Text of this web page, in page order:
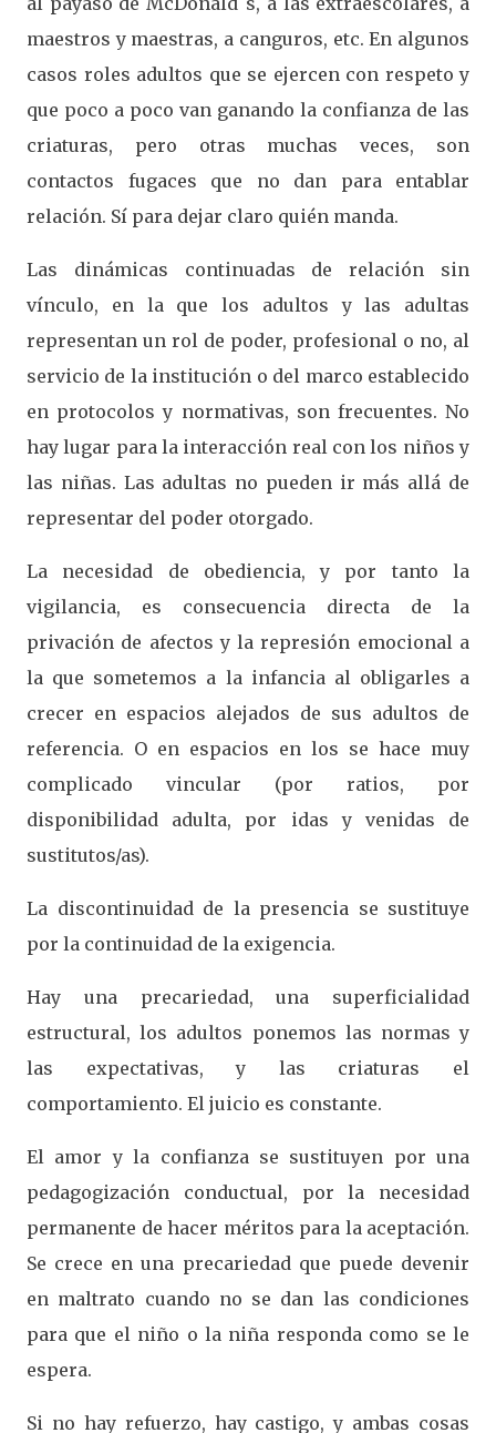
maestros y maestras, a canguros, etc. En algunos
casos roles adultos que se ejercen con respeto y
que poco a poco van ganando la confianza de las
criaturas, pero otras muchas veces, son
contactos fugaces que no dan para entablar
relación. Sí para dejar claro quién manda.
Las dinámicas continuadas de relación sin
vínculo, en la que los adultos y las adultas
representan un rol de poder, profesional o no, al
servicio de la institución o del marco establecido
en protocolos y normativas, son frecuentes. No
hay lugar para la interacción real con los niños y
las niñas. Las adultas no pueden ir más allá de
representar del poder otorgado.
La necesidad de obediencia, y por tanto la
vigilancia, es consecuencia directa de la
privación de afectos y la represión emocional a
la que sometemos a la infancia al obligarles a
crecer en espacios alejados de sus adultos de
referencia. O en espacios en los se hace muy
complicado vincular (por ratios, por
disponibilidad adulta, por idas y venidas de
sustitutos/as).
La discontinuidad de la presencia se sustituye
por la continuidad de la exigencia.
Hay una precariedad, una superficialidad
estructural, los adultos ponemos las normas y
las expectativas, y las criaturas el
comportamiento. El juicio es constante.
El amor y la confianza se sustituyen por una
pedagogización conductual, por la necesidad
permanente de hacer méritos para la aceptación.
Se crece en una precariedad que puede devenir
en maltrato cuando no se dan las condiciones
para que el niño o la niña responda como se le
espera.
Si no hay refuerzo, hay castigo, y ambas cosas